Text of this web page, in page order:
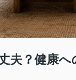
夫？健康へ